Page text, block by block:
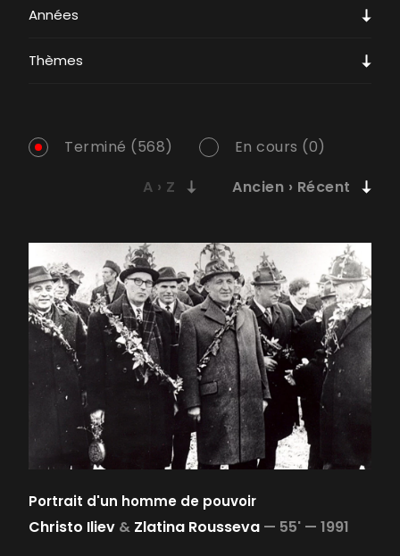
Années
Thèmes
Terminé (568) En cours (0)
Portrait d'un homme de pouvoir
Christo Iliev & Zlatina Rousseva — 55' — 1991